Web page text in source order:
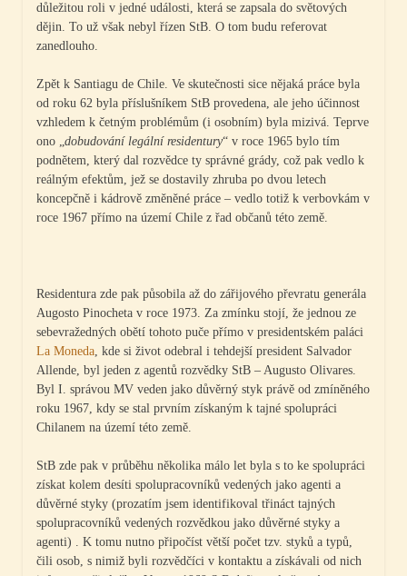
důležitou roli v jedné události, která se zapsala do světových
dějin. To už však nebyl řízen StB. O tom budu referovat
zanedlouho.
Zpět k Santiagu de Chile. Ve skutečnosti sice nějaká práce byla
od roku 62 byla příslušníkem StB provedena, ale jeho účinnost
vzhledem k četným problémům (i osobním) byla mizivá. Teprve
ono „dobudování legální residentury“ v roce 1965 bylo tím
podnětem, který dal rozvědce ty správné grády, což pak vedlo k
reálným efektům, jež se dostavily zhruba po dvou letech
koncepčně i kádrově změněné práce – vedlo totiž k verbovkám v
roce 1967 přímo na území Chile z řad občanů této země.
Residentura zde pak působila až do zářijového převratu generála
Augosto Pinocheta v roce 1973. Za zmínku stojí, že jednou ze
sebevražedných obětí tohoto puče přímo v presidentském paláci
La Moneda, kde si život odebral i tehdejší president Salvador
Allende, byl jeden z agentů rozvědky StB – Augusto Olivares.
Byl I. správou MV veden jako důvěrný styk právě od zmíněného
roku 1967, kdy se stal prvním získaným k tajné spolupráci
Chilanem na území této země.
StB zde pak v průběhu několika málo let byla s to ke spolupráci
získat kolem desíti spolupracovníků vedených jako agenti a
důvěrné styky (prozatím jsem identifikoval třináct tajných
spolupracovníků vedených rozvědkou jako důvěrné styky a
agenti) . K tomu nutno připočíst větší počet tzv. styků a typů,
čili osob, s nimiž byli rozvědčíci v kontaktu a získávali od nich